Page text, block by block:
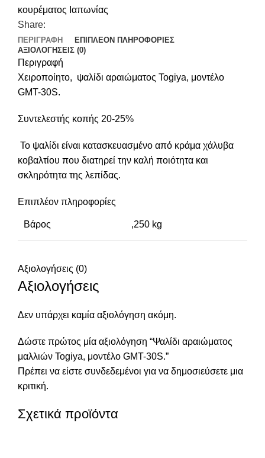
κουρέματος Ιαπωνίας
Share:
ΠΕΡΙΓΡΑΦΉ
ΕΠΙΠΛΈΟΝ ΠΛΗΡΟΦΟΡΊΕΣ
ΑΞΙΟΛΟΓΉΣΕΙΣ (0)
Περιγραφή
Χειροποίητο, ψαλίδι αραιώματος Togiya, μοντέλο
GMT-30S.
Συντελεστής κοπής 20-25%
Το ψαλίδι είναι κατασκευασμένο από κράμα χάλυβα
κοβαλτίου που διατηρεί την καλή ποιότητα και
σκληρότητα της λεπίδας.
Επιπλέον πληροφορίες
Βάρος ,250 kg
Αξιολογήσεις (0)
Αξιολογήσεις
Δεν υπάρχει καμία αξιολόγηση ακόμη.
Δώστε πρώτος μία αξιολόγηση “Ψαλίδι αραιώματος
μαλλιών Togiya, μοντέλο GMT-30S.”
Πρέπει να είστε συνδεδεμένοι για να δημοσιεύσετε μια
κριτική.
Σχετικά προϊόντα